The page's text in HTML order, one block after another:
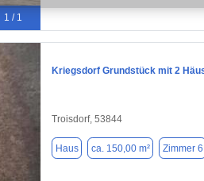
1 / 1
Kriegsdorf Grundstück mit 2
Troisdorf, 53844
Haus ca. 150,00 m² Zimmer 6